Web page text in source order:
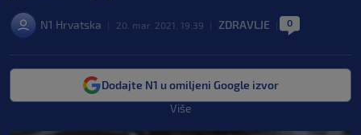
N1 Hrvatska 20. mar. 2021. 19:39 ZDRAVLJE 0
Dodajte N1 u omiljeni Google izvor
Više